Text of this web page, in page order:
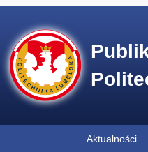
Aktualności